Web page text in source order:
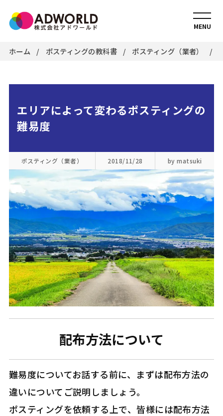
MENU
ホーム ポスティングの教科書 ポスティング（業者）
エリアによって変わるポスティングの
難易度
ポスティング（業者） 2018/11/28 by matsuki
配布方法について
難易度についてお話する前に、まずは配布方法の
違いについてご説明しましょう。
ポスティングを依頼する上で、皆様には配布方法